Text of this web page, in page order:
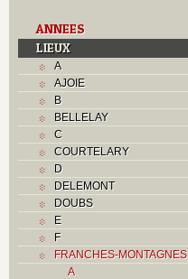
ANNEES
LIEUX
A
AJOIE
B
BELLELAY
C
COURTELARY
D
DELEMONT
DOUBS
E
F
FRANCHES-MONTAGNES
A